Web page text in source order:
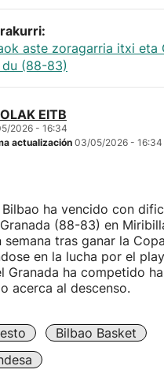
montaña
aste zoragarria itxi eta
(88-83)
EITB
2026 - 16:34
actualización 03/05/2026 - 16:34
Bilbao ha vencido con
(88-83) en
semana tras ganar la
en la lucha por el
Granada ha competido
acerca al descenso.
Bilbao Basket